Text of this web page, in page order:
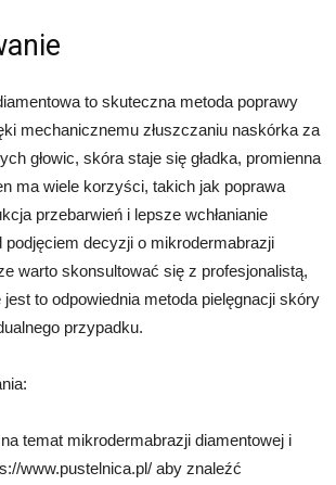
to skuteczna metoda poprawy
mechanicznemu złuszczaniu naskórka za
głowic, skóra staje się gładka, promienna
ma wiele korzyści, takich jak poprawa
przebarwień i lepsze wchłanianie
podjęciem decyzji o mikrodermabrazji
warto skonsultować się z profesjonalistą,
to odpowiednia metoda pielęgnacji skóry
przypadku.
temat mikrodermabrazji diamentowej i
www.pustelnica.pl/ aby znaleźć